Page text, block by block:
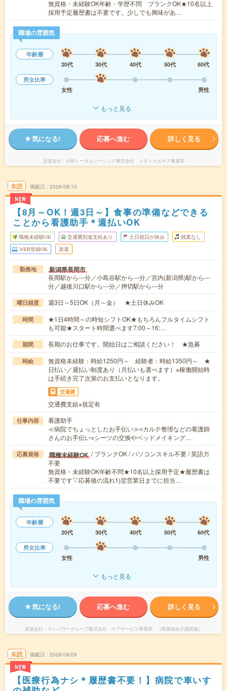
無資格・未経験OK年齢・学歴不問 ブランクOK★10名以上
採用予定履歴書は不要です。少しでも興味があ…
職場の雰囲気
年齢層
20代
30代 40代 50代
60代
男女比率
女性
男性
もっと見る
気になる! 応募へ進む 詳しく見る
派遣会社 日研トータルソーシング株式会社 メディカルケア事業部
未読
NEW
掲載日 2026/08/10
【8月～OK！週3日～】食事の準備などできる
ことから看護助手＊週払いOK
職種未経験OK 交通費別途支給あり 土日祝日が休み 残業なし
WEB登録OK 派遣
勤務地 新潟県長岡市
長岡駅から---分／小島谷駅から---分／宮内(新潟県)駅から---
分／越後川口駅から---分／押切駅から---分
曜日頻度 週3日～5日OK（月～金） ★土日休みOK
時間
★1日4時間～の時短シフトOK★もちろんフルタイムシフト
も可能★スタート時間選べます7:00～16:…
期間 長期のお仕事です。開始日はご相談ください！ ★急募
時給
無資格未経験：時給1250円～ 経験者：時給1350円～ ★
日払い／週払い制度あり（月払いも選べます）※稼働開始時
は手続き完了次第のお支払いとなります。
交通費
交通費支給※規定有
仕事内容
看護助手
≪病院でちょっとしたお手伝い≫○カルテ整理などの看護師
さんのお手伝い○シーツの交換やベッドメイキング…
応募資格 職種未経験OK / ブランクOK / パソコンスキル不要 / 英語力
不要
無資格・未経験OK年齢不問★10名以上採用予定★履歴書は
不要です▽応募後の流れ1)翌営業日までに担当…
職場の雰囲気
年齢層
20代
30代 40代 50代
60代
男女比率
女性
男性
もっと見る
気になる! 応募へ進む 詳しく見る
派遣会社 マンパワーグループ株式会社 ケアサービス事業部 （医療福祉介護関連）
未読
NEW
掲載日 2026/08/09
【医療行為ナシ＊履歴書不要！】病院で車いす